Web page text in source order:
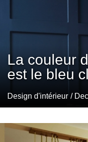
La couleur
est le bleu
Design d'intérieur /